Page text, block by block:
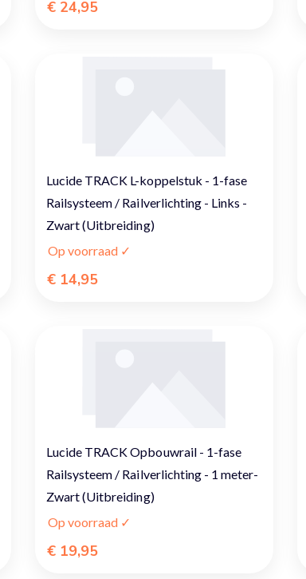
€ 24,95
Lucide TRACK L-koppelstuk - 1-fase
Railsysteem / Railverlichting - Links -
Zwart (Uitbreiding)
Op voorraad ✓
€ 14,95
Lucide TRACK Opbouwrail - 1-fase
Railsysteem / Railverlichting - 1 meter-
Zwart (Uitbreiding)
Op voorraad ✓
€ 19,95